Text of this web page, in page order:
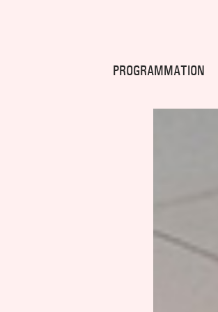
PROGRAMMATION